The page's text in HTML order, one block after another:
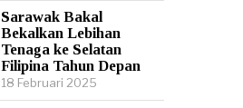
Sarawak Bakal
Bekalkan Lebihan
Tenaga ke Selatan
Filipina Tahun Depan
18 Februari 2025